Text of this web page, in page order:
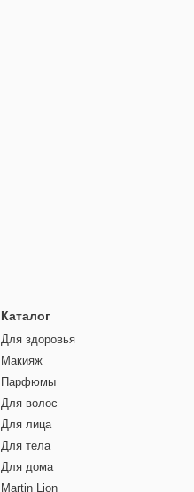
Каталог
Для здоровья
Макияж
Парфюмы
Для волос
Для лица
Для тела
Для дома
Martin Lion